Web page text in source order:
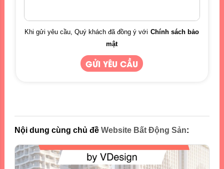
Khi gửi yêu cầu, Quý khách đã đồng ý với Chính sách bảo
mật
Nội dung cùng chủ đề Website Bất Động Sản: